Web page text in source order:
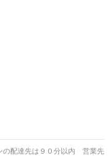
の配達先は９０分以内 営業先